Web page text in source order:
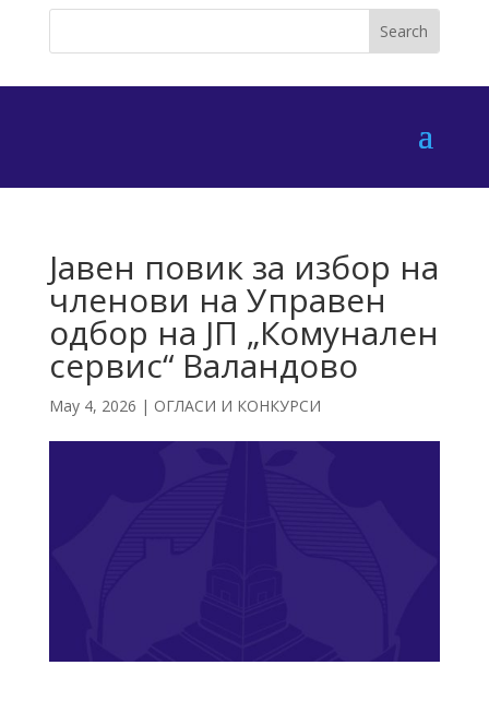
Јавен повик за избор на
членови на Управен
одбор на ЈП „Комунален
сервис“ Валандово
May 4, 2026 | ОГЛАСИ И КОНКУРСИ